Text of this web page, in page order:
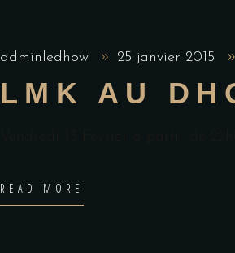
adminledhow 25 janvier 2015
LMK AU
READ MORE